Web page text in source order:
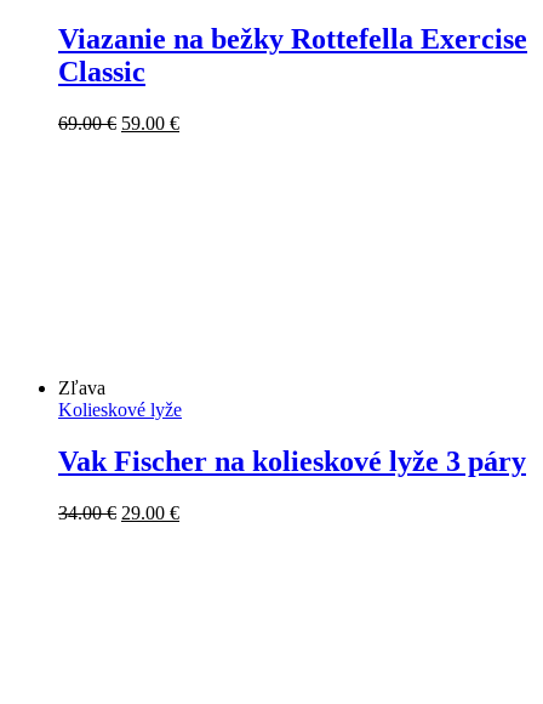
Viazanie na bežky Rottefella Exercise
Classic
69.00€ Pôvodná
59.00 €Aktuálna
Zľava
Kolieskové lyže
Vak Fischer na kolieskové lyže 3 páry
34.00€ Pôvodná
29.00 €Aktuálna